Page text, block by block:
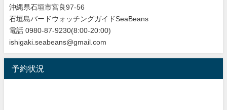
沖縄県石垣市宮良97-56
石垣島バードウォッチングガイドSeaBeans
電話 0980-87-9230(8:00-20:00)
ishigaki.seabeans@gmail.com
予約状況